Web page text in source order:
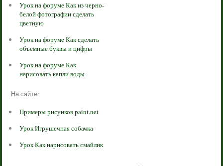
Урок на форуме Как из черно-
белой фотографии сделать
цветную
Урок на форуме Как сделать
объемные буквы и цифры
Урок на форуме Как
нарисовать капли воды
На сайте:
Примеры рисунков paint.net
Урок Игрушечная собачка
Урок Как нарисовать смайлик